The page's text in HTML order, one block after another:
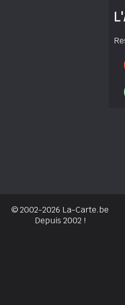
© 2002-2026 La-Carte.be
Depuis 2002 !